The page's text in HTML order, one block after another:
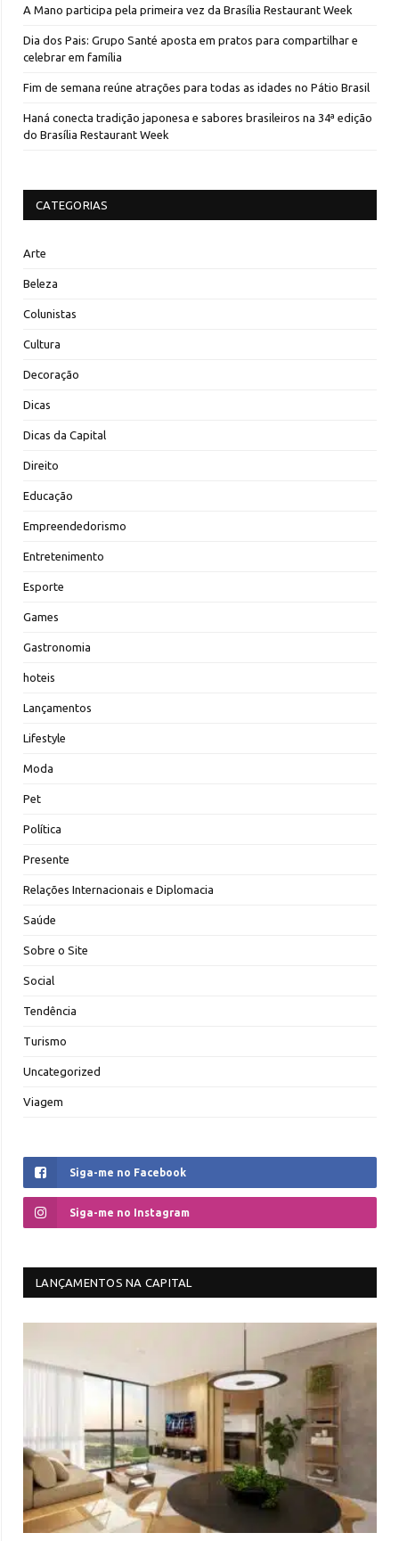
A Mano participa pela primeira vez da Brasília Restaurant Week
Dia dos Pais: Grupo Santé aposta em pratos para compartilhar e
celebrar em família
Fim de semana reúne atrações para todas as idades no Pátio Brasil
Haná conecta tradição japonesa e sabores brasileiros na 34ª edição
do Brasília Restaurant Week
CATEGORIAS
Arte
Beleza
Colunistas
Cultura
Decoração
Dicas
Dicas da Capital
Direito
Educação
Empreendedorismo
Entretenimento
Esporte
Games
Gastronomia
hoteis
Lançamentos
Lifestyle
Moda
Pet
Política
Presente
Relações Internacionais e Diplomacia
Saúde
Sobre o Site
Social
Tendência
Turismo
Uncategorized
Viagem
Siga-me no Facebook
Siga-me no Instagram
LANÇAMENTOS NA CAPITAL